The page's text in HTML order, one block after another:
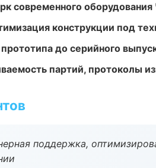
современного
конструкции под
до серийного
партий, протоколы
поддержка,